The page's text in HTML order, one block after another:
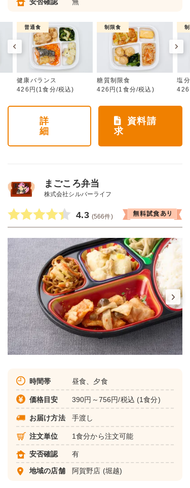
安否確認 無
普通食
健康バランス
426円(1食分/税込)
制限食
糖質制限食
426円(1食分/税込)
塩
詳
細
資料請
求
まごころ弁当
株式会社シルバーライフ
4.3 (566件)
時間帯 昼食、夕食
価格目安 390円～756円/税込 (1食分)
お届け方法 手渡し
注文単位 1食分から注文可能
安否確認 有
地域の店舗 阿賀野店 (堀越)